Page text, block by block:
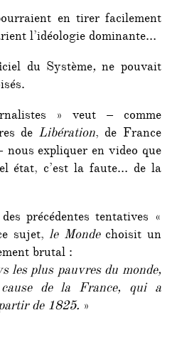
en tirer facilement
l’idéologie dominante…
du Système, ne pouvait
» veut – comme
de Libération, de France
expliquer en video que
état, c’est la faute… de la
précédentes tentatives «
sujet,le Mondechoisit un
brutal :
les plus pauvres du monde,
de la France, qui a
de 1825. »